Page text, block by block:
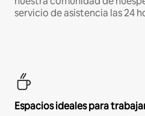
servicio de asistencia las 24
Espacios ideales para